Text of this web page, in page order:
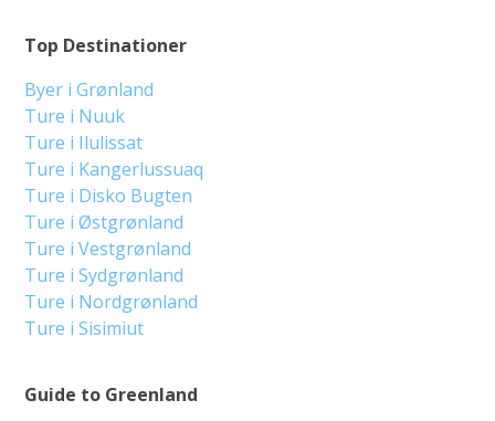
Guide to Greenland
Top Destinationer
Byer i Grønland
Ture i Nuuk
Ture i Ilulissat
Ture i Kangerlussuaq
Ture i Disko Bugten
Ture i Østgrønland
Ture i Vestgrønland
Ture i Sydgrønland
Ture i Nordgrønland
Ture i Sisimiut